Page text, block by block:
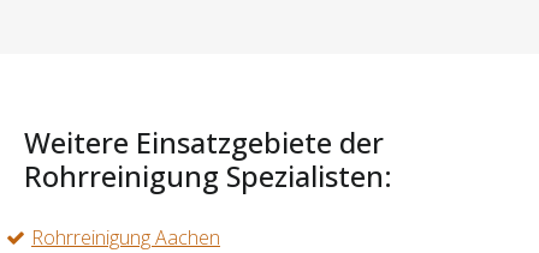
Weitere Einsatzgebiete der
Rohrreinigung Spezialisten:
Rohrreinigung Aachen